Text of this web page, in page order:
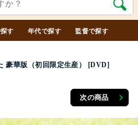
す 年代で探す 監督で探す
豪華版（初回限定生産） [DVD]
次の商品